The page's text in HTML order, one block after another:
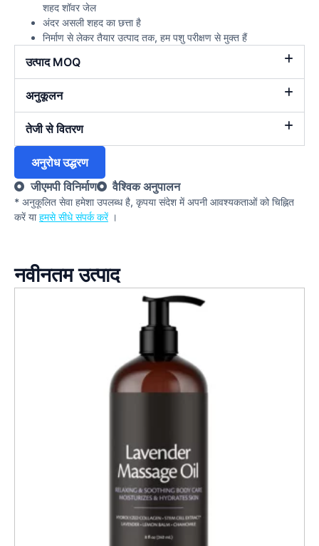
शहद शॉवर जेल
अंदर असली शहद का छत्ता है
निर्माण से लेकर तैयार उत्पाद तक, हम पशु परीक्षण से मुक्त हैं
उत्पाद MOQ
अनुकूलन
तेजी से वितरण
अनुरोध उद्धरण
जीएमपी विनिर्माण
वैश्विक अनुपालन
* अनुकूलित सेवा हमेशा उपलब्ध है, कृपया संदेश में अपनी आवश्यकताओं को चिह्नित
करें याहमसे सीधे संपर्क करें।
नवीनतम उत्पाद